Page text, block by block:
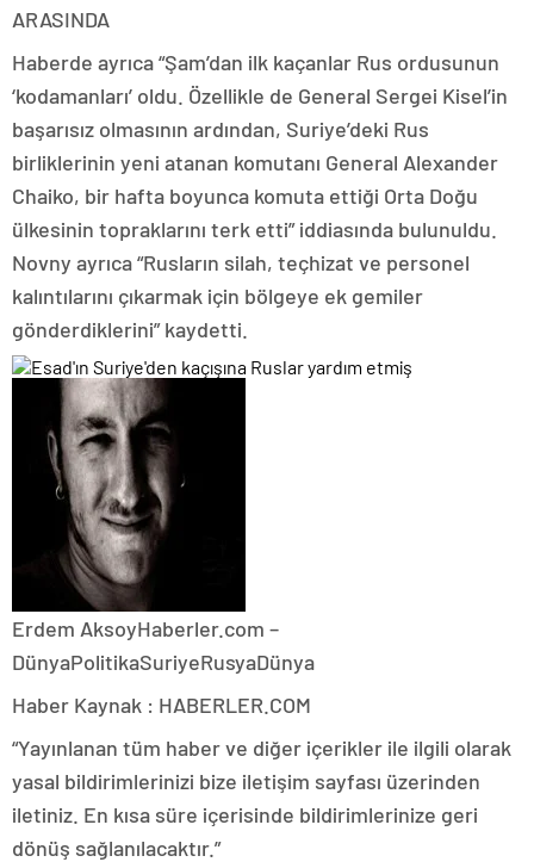
ARASINDA
Haberde ayrıca “Şam’dan ilk kaçanlar Rus ordusunun
‘kodamanları’ oldu. Özellikle de General Sergei Kisel’in
başarısız olmasının ardından, Suriye’deki Rus
birliklerinin yeni atanan komutanı General Alexander
Chaiko, bir hafta boyunca komuta ettiği Orta Doğu
ülkesinin topraklarını terk etti” iddiasında bulunuldu.
Novny ayrıca “Rusların silah, teçhizat ve personel
kalıntılarını çıkarmak için bölgeye ek gemiler
gönderdiklerini” kaydetti.
Erdem AksoyHaberler.com –
DünyaPolitikaSuriyeRusyaDünya
Haber Kaynak : HABERLER.COM
“Yayınlanan tüm haber ve diğer içerikler ile ilgili olarak
yasal bildirimlerinizi bize iletişim sayfası üzerinden
iletiniz. En kısa süre içerisinde bildirimlerinize geri
dönüş sağlanılacaktır.”